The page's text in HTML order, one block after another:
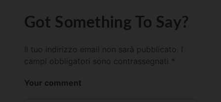
Got Something To Say?
Il tuo indirizzo email non sarà pubblicato.
campi obbligatori sono contrassegnati *
Your comment